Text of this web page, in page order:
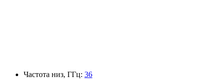
Частота низ, ГГц: 36